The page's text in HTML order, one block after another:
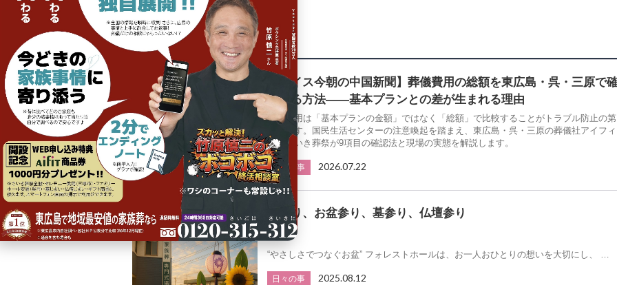
関連記事
【ナイス今朝の中国新聞】葬儀費用の総額を東広島・呉・三原で
認する方法――基本プランとの差が生まれる理由
葬儀費用は「基本プランの金額」ではなく「総額」で比較することがトラブル防止の第
一歩です。国民生活センターの注意喚起を踏まえ、東広島・呉・三原の葬儀社アイフィ
ットさいき葬祭が9項目の確認法と現場の実態を解説します。
日々の事 2026.07.22
空参り、お盆参り、墓参り、仏壇参り
“やさしさでつなぐお盆” フォレストホールは、お一人おひとりの想いを大切にし、 …
日々の事 2025.08.12